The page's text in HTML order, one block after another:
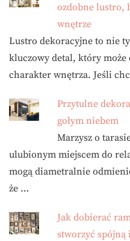
ozdobne lustro,
wnętrze
Lustro dekoracyjne to nie
kluczowy detal, który
charakter wnętrza. Jeśli
Przytulne
gołym niebem
Marzysz o
ulubionym miejscem do
mogą diametralnie
że …
Jak dobierać
stworzyć spójną